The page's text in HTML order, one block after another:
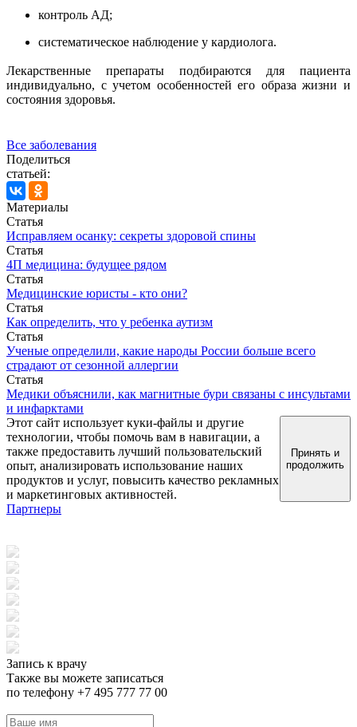
контроль АД;
систематическое наблюдение у кардиолога.
Лекарственные препараты подбираются для пациента
индивидуально, с учетом особенностей его образа жизни и
состояния здоровья.
Все заболевания
Поделиться
статьей:
Материалы
Статья
Исправляем осанку: секреты здоровой спины
Статья
4П медицина: будущее рядом
Статья
Медицинские юристы - кто они?
Статья
Как определить, что у ребенка аутизм
Статья
Ученые определили, какие народы России больше всего
страдают от сезонной аллергии
Статья
Медики объяснили, как магнитные бури связаны с инсультами
и инфарктами
Этот сайт использует куки-файлы и другие
технологии, чтобы помочь вам в навигации, а
также предоставить лучший пользовательский
опыт, анализировать использование наших
продуктов и услуг, повысить качество рекламных
и маркетинговых активностей.
Принять и
продолжить
Партнеры
Запись к врачу
Также вы можете записаться
по телефону +7 495 777 77 00